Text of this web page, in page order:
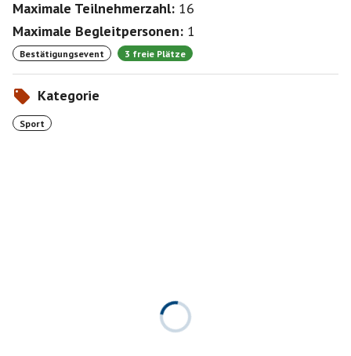
Maximale Teilnehmerzahl: 16
Maximale Begleitpersonen: 1
Bestätigungsevent 3 freie Plätze
Kategorie
Sport